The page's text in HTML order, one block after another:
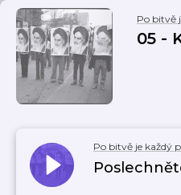
Po bitvě
05 -
Po bitvě je každý